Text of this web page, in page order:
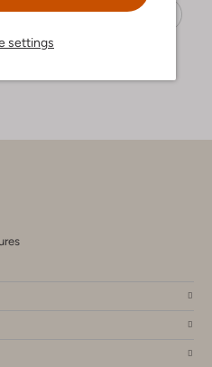
settings
Polyamide recyclé